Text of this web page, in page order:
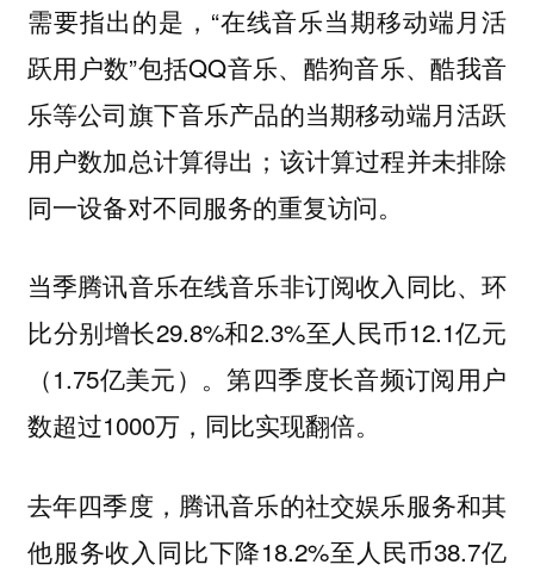
需要指出的是，“在线音乐当期移动端月活
跃用户数”包括QQ音乐、酷狗音乐、酷我音
乐等公司旗下音乐产品的当期移动端月活跃
用户数加总计算得出；该计算过程并未排除
同一设备对不同服务的重复访问。
当季腾讯音乐在线音乐非订阅收入同比、环
比分别增长29.8%和2.3%至人民币12.1亿元
（1.75亿美元）。第四季度长音频订阅用户
数超过1000万，同比实现翻倍。
去年四季度，腾讯音乐的社交娱乐服务和其
他服务收入同比下降18.2%至人民币38.7亿